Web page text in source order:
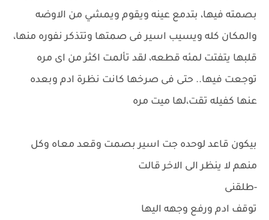
بصمته فيها، بتدمع عينه ويقوم ويمشي من الاوضه
والمكان كله ويسيب اسير فى صمتها وتتذكر نفوره منها،
قلبها يتفتت لمئه قطعه، لقد تألمت اكثر من اى مره
توجعت فيها.. حتى فى صرخها كانت نظرة ادم وبعده
عنها كفيله تقت،لها ميت مره
بيكون قاعد لوحده جت اسير بصمت وقعد معاه وكل
منهم لا ينظر الى الاخر قالت
-طلقنى
توقف ادم ورفع وجهه اليها